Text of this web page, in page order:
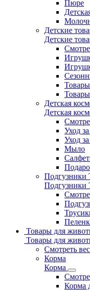
Пюре
Детские
Детские
Товары
Детская
Детская
Уход
Уход
Мыло
Подгузники
Подгузники
Товары для
Товары для
Смотреть
Корма
Корма
Корма